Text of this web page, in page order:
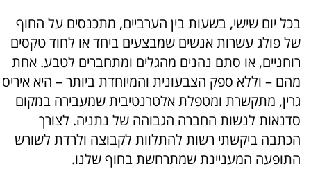
בכל יום שישי, בשעות בין הערביים, מתכנסים על החוף
של פולג עשרות אנשים שמבצעים ביחד או לחוד טקסים
רוחניים, או סתם נהנים מהגלים ומתחברים לטבע. אחת
מהם – וללא ספק הצבעונית והמיוחדת ביותר – היא איריס
גרין, מתקשרת ומטפלת אלטרנטיבית שמעבירה במקום
סדנאות לנשות החברה הגבוהה של נתניה. לצורך
הכתבה ביקשתי רשות להתלוות לקבוצה ולרדת לשורש
התופעה המעניינת שמתרחשת בחוף שלנו.